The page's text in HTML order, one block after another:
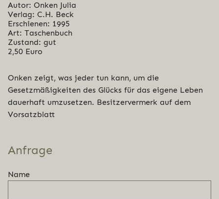
Autor: Onken Julia
Verlag: C.H. Beck
Erschienen: 1995
Art: Taschenbuch
Zustand: gut
2,50 Euro
Onken zeigt, was jeder tun kann, um die
Gesetzmäßigkeiten des Glücks für das eigene Leben
dauerhaft umzusetzen. Besitzervermerk auf dem
Vorsatzblatt
Anfrage
Name